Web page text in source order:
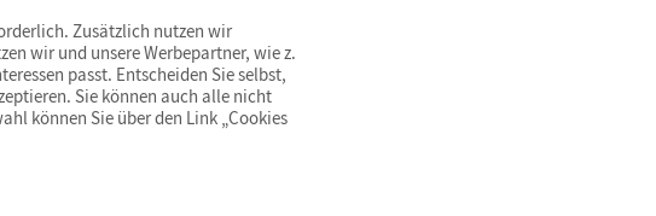
Zusätzlich nutzen wir
wir und unsere Werbepartner, wie z.
passt. Entscheiden Sie selbst,
Sie können auch alle nicht
können Sie über den Link „Cookies